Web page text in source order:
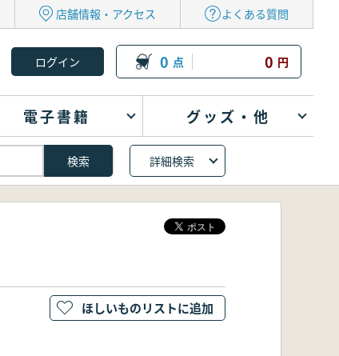
店舗情報・アクセス よくある質問
0 点 0 円
電子書籍 グッズ・他
詳細検索
ほしいものリストに追加